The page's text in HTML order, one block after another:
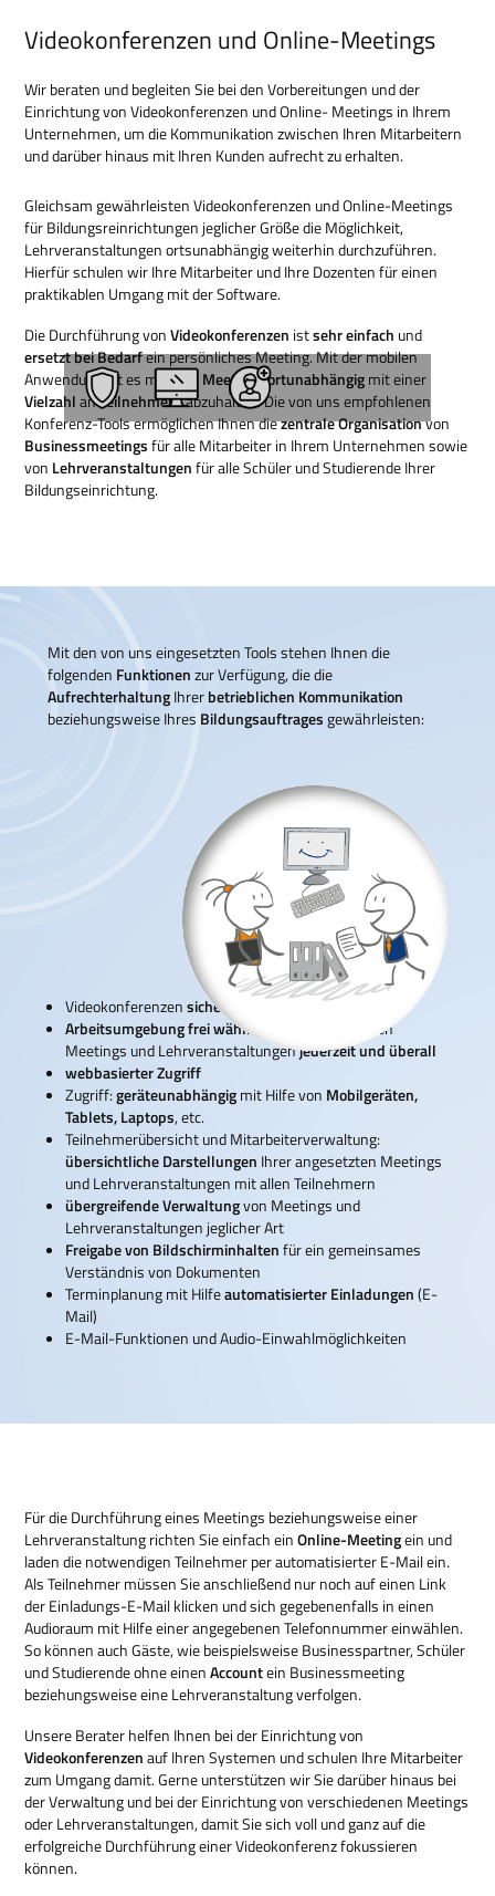
Videokonferenzen und Online-Meetings
Wir beraten und begleiten Sie bei den Vorbereitungen und der
Einrichtung von Videokonferenzen und Online- Meetings in Ihrem
Unternehmen, um die Kommunikation zwischen Ihren Mitarbeitern
und darüber hinaus mit Ihren Kunden aufrecht zu erhalten.
Gleichsam gewährleisten Videokonferenzen und Online-Meetings
für Bildungsreinrichtungen jeglicher Größe die Möglichkeit,
Lehrveranstaltungen ortsunabhängig weiterhin durchzuführen.
Hierfür schulen wir Ihre Mitarbeiter und Ihre Dozenten für einen
praktikablen Umgang mit der Software.
Die Durchführung vonVideokonferenzen istsehr einfach und
ersetzt bei Bedarfein persönliches Meeting. Mit der mobilen
Anwendung ist es möglich, Meetings ortunabhängigmit einer
VielzahlanTeilnehmernabzuhalten. Die von uns empfohlenen
Konferenz-Tools ermöglichen Ihnen diezentrale Organisationvon
Businessmeetingsfür alle Mitarbeiter in Ihrem Unternehmen sowie
von Lehrveranstaltungenfür alle Schüler und Studierende Ihrer
Bildungseinrichtung.
Mit den von uns eingesetzten Tools stehen Ihnen die
folgenden Funktionenzur Verfügung, die die
AufrechterhaltungIhrerbetrieblichen Kommunikation
beziehungsweise Ihres Bildungsauftragesgewährleisten:
Videokonferenzensicherund
komfortabel
Arbeitsumgebung frei wählbar:
Durchführung von
Meetings und Lehrveranstaltungenjederzeit und überall
webbasierter Zugriff
Zugriff:geräteunabhängigmit Hilfe von Mobilgeräten,
Tablets, Laptops, etc.
Teilnehmerübersicht und Mitarbeiterverwaltung:
übersichtliche Darstellungen Ihrer angesetzten Meetings
und Lehrveranstaltungen mit allen Teilnehmern
übergreifende Verwaltungvon Meetings und
Lehrveranstaltungen jeglicher Art
Freigabe von Bildschirminhaltenfür ein gemeinsames
Verständnis von Dokumenten
Terminplanung mit Hilfeautomatisierter Einladungen(E-
Mail)
E-Mail-Funktionen und Audio-Einwahlmöglichkeiten
Für die Durchführung eines Meetings beziehungsweise einer
Lehrveranstaltung richten Sie einfach einOnline-Meetingein und
laden die notwendigen Teilnehmer per automatisierter E-Mail ein.
Als Teilnehmer müssen Sie anschließend nur noch auf einen Link
der Einladungs-E-Mail klicken und sich gegebenenfalls in einen
Audioraum mit Hilfe einer angegebenen Telefonnummer einwählen.
So können auch Gäste, wie beispielsweise Businesspartner, Schüler
und Studierende ohne einenAccountein Businessmeeting
beziehungsweise eine Lehrveranstaltung verfolgen.
Unsere Berater helfen Ihnen bei der Einrichtung von
Videokonferenzenauf Ihren Systemen und schulen Ihre Mitarbeiter
zum Umgang damit. Gerne unterstützen wir Sie darüber hinaus bei
der Verwaltung und bei der Einrichtung von verschiedenen Meetings
oder Lehrveranstaltungen, damit Sie sich voll und ganz auf die
erfolgreiche Durchführung einer Videokonferenz fokussieren
können.